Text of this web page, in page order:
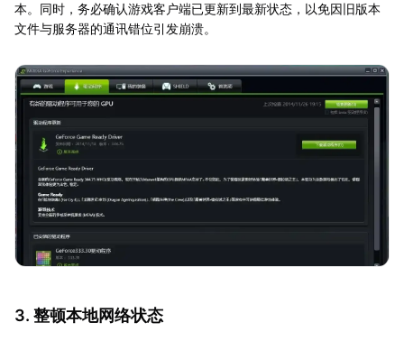
本。同时，务必确认游戏客户端已更新到最新状态，以免因旧版本
文件与服务器的通讯错位引发崩溃。
3. 整顿本地网络状态